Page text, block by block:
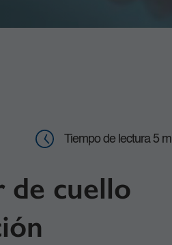
Tiempo de lectura 5 m
de cuello